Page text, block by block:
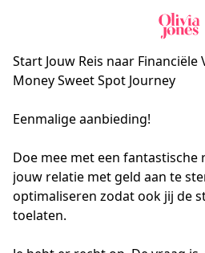
Start Jouw Reis naar
Money Sweet Spot Journey
Eenmalige aanbieding!
Doe mee met een fantastische
jouw relatie met geld aan te
optimaliseren zodat ook jij de
toelaten.